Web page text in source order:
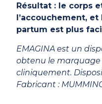
Résultat : le corps
l’accouchement,
partum est plus
EMAGINA est un
obtenu le marquage
cliniquement.
Fabricant :